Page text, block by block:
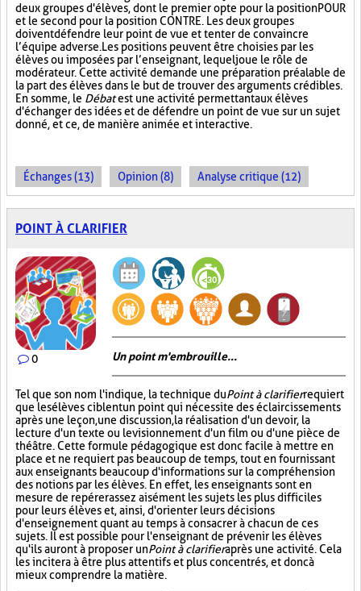
deux groupes d'élèves, dont le premier opte pour la position POUR
et le second pour la position CONTRE. Les deux groupes
doivent défendre leur point de vue et tenter de convaincre
l’équipe adverse. Les positions peuvent être choisies par les
élèves ou imposées par l’enseignant, lequel joue le rôle de
modérateur. Cette activité demande une préparation préalable de
la part des élèves dans le but de trouver des arguments crédibles.
En somme, le Débatest une activité permettant aux élèves
d'échanger des idées et de défendre un point de vue sur un sujet
donné, et ce, de manière animée et interactive.
Échanges (13) Opinion (8) Analyse critique (12)
POINT À CLARIFIER
0 Un point m'embrouille...
Tel que son nom l'indique, la technique duPoint à clarifierrequiert
que les élèves ciblent un point qui nécessite des éclaircissements
après une leçon, une discussion, la réalisation d'un devoir, la
lecture d'un texte ou le visionnement d'un film ou d'une pièce de
théâtre. Cette formule pédagogique est donc facile à mettre en
place et ne requiert pas beaucoup de temps, tout en fournissant
aux enseignants beaucoup d'informations sur la compréhension
des notions par les élèves. En effet, les enseignants sont en
mesure de repérer assez aisément les sujets les plus difficiles
pour leurs élèves et, ainsi, d'orienter leurs décisions
d'enseignement quant au temps à consacrer à chacun de ces
sujets. Il est possible pour l'enseignant de prévenir les élèves
qu'ils auront à proposer unPoint à clarifieraprès une activité. Cela
les incitera à être plus attentifs et plus concentrés, et donc à
mieux comprendre la matière.